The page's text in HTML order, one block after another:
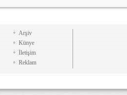
Arşiv
Künye
İletişim
Reklam